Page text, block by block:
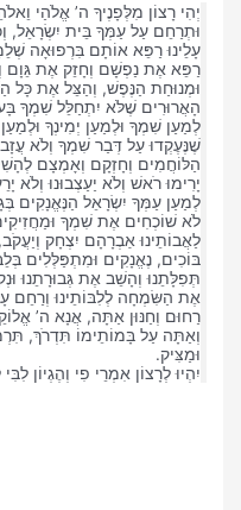
יְהִי רָצוֹן מִלְּפָנֶיךָ ה’ אֱלֹהַי
וּתְרַחֵם עַל עַמְּךָ בֵּית יִשְׂרָאֵל,
עָלֵינוּ רַפֵּא אוֹתָם בִּרְפוּאָה
רַפֵּא אֶת נַפְשָׁם וְחָזֵק אֶת גֵּוָם
וּמְנוּחַת הַנֶּפֶשׁ, וְהַצֵּל אֶת כָּל
הָאֲרוּרִים שֶׁלֹּא יִתְחַלֵּל שִׁמְךָ
לְמַעַן שִׁמְךָ וּלְמַעַן יְמִינְךָ
שֶׁנֶּעֶקְדוּ עַל דְּבַר שִׁמְךָ וְלֹא
הַלּוֹחֲמִים וְחָזְקָם וְאָמְצָם
יָרִימוּ רֹאשׁ וְלֹא יַעַצְבוּנוּ וְלֹא
לְמַעַן עַמְּךָ יִשְׂרָאֵל הַנֶּאֱנָקִים
לֹא שׁוֹכְחִים אֶת שִׁמְךָ
לַאֲבוֹתֵינוּ אַבְרָהָם יִצְחָק
בּוֹכִים, נֶאֱנָקִים וּמִתְפַּלְּלִים
תְּפִלָּתֵנוּ וְהָשֵׁב אֶת גְּבוּרָתֵנוּ
אֶת הַשִּׂמְחָה לְלִבּוֹתֵינוּ וְרַחֵם
רַחוּם וְחַנּוּן אַתָּה, אֲנָא ה’
וְאַתָּה עַל בָּמוֹתֵימוֹ תִּדְרֹךְ,
וּמַצִּיק.
יִהְיוּ לְרָצוֹן אִמְרֵי פִי וְהֶגְיוֹן